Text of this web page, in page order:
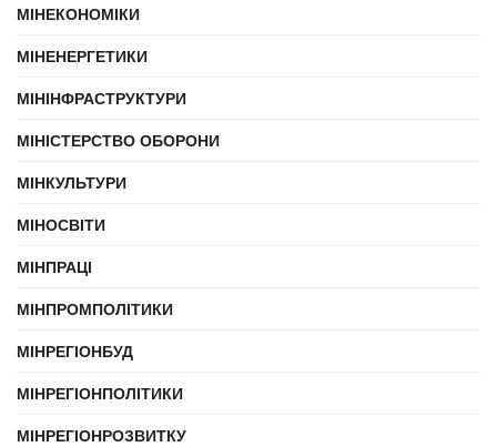
МІНЕКОНОМІКИ
МІНЕНЕРГЕТИКИ
МІНІНФРАСТРУКТУРИ
МІНІСТЕРСТВО ОБОРОНИ
МІНКУЛЬТУРИ
МІНОСВІТИ
МІНПРАЦІ
МІНПРОМПОЛІТИКИ
МІНРЕГІОНБУД
МІНРЕГІОНПОЛІТИКИ
МІНРЕГІОНРОЗВИТКУ